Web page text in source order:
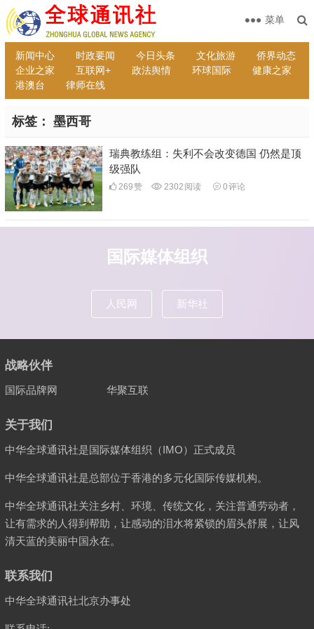
新闻中心 时政要闻 今日头条 文化旅游
侨界动态
企业之家
互联网+ 政法舆情 环球国际
健康之家
港澳台
律师在线
菜单
标签： 墨西哥
瑞典教练组：失利不会改变德国 仍然是顶
级强队
269赞 2302 阅读 0评论
国际媒体组织
人民网 新华社
战略伙伴
国际品牌网 华聚互联
关于我们
中华全球通讯社是国际媒体组织（IMO）正式成员
中华全球通讯社是总部位于香港的多元化国际传媒机构。
中华全球通讯社关注乡村、环境、传统文化，关注普通劳动者，
让有需求的人得到帮助，让感动的泪水将紧锁的眉头舒展，让风
清天蓝的美丽中国永在。
联系我们
中华全球通讯社北京办事处